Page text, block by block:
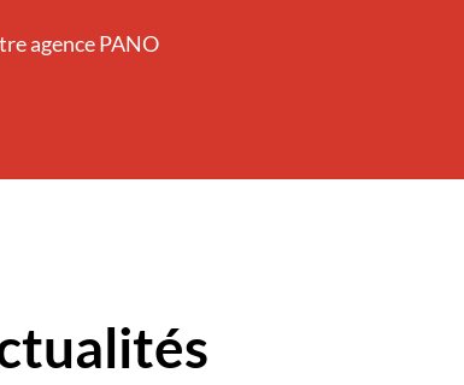
agence PANO